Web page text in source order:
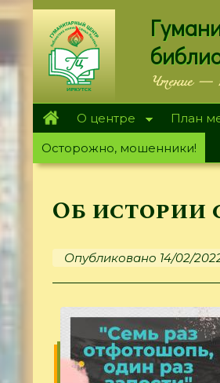
Перейти
к
основному
содержанию
Чтение —
О центре План
Осторожно, мошенники!
Об истории
Опубликовано 14/02/